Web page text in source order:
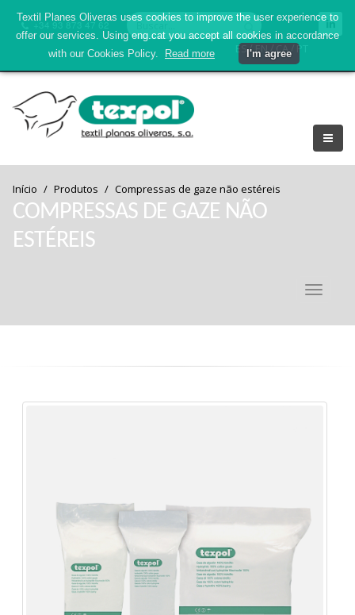
+34 93 873 47 62
ES /EN/ CA/PT
Início Produtos Compressas de gaze não estéreis
COMPRESSAS DE GAZE NÃO
ESTÉREIS
Toggle
Textil Planes Oliveras uses cookies to improve the user experience to
offer our services. Using eng.cat you accept all cookies in accordance
with our Cookies Policy.
Read more I'm agree